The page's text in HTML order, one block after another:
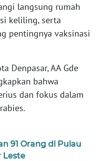
langsung rumah
keliling, serta
pentingnya vaksinasi
Denpasar, AA Gde
bahwa
dan fokus dalam
91 Orang di Pulau
Leste